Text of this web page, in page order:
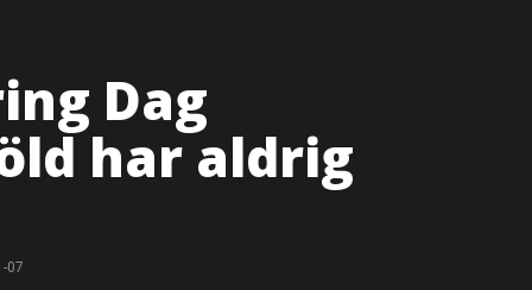
Dag
har aldrig
07